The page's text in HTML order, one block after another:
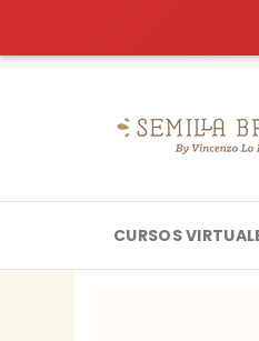
CURSOS